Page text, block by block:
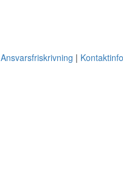
Ansvarsfriskrivning